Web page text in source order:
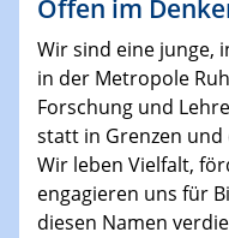
Offen im
Wir sind eine junge,
in der Metropole
Forschung und
statt in Grenzen
Wir leben Vielfalt,
engagieren uns für
diesen Namen